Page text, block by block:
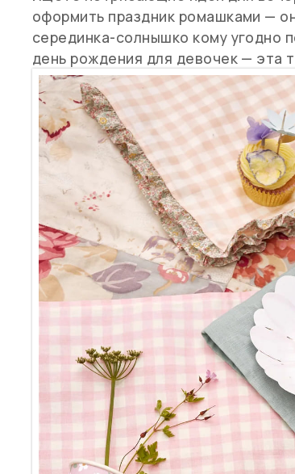
оформить праздник ромашками —
серединка-солнышко кому угодно
день рождения для девочек — эта